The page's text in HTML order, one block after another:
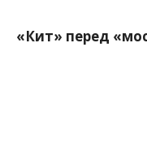
«Кит» перед